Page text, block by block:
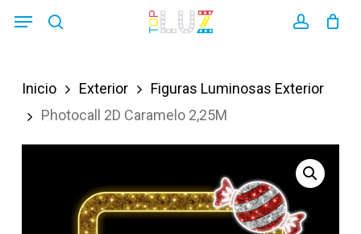
content
Menu
Inicio Exterior
Figuras Luminosas Exterior
Photocall 2D Caramelo 2,25M